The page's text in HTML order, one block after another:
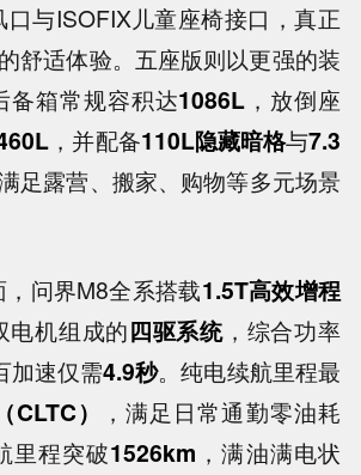
与ISOFIX儿童座椅接口，真正
舒适体验。五座版则以更强的装
备箱常规容积达1086L ，放倒座
，并配备110L隐藏暗格与7.3
足露营、搬家、购物等多元场景
问界M8全系搭载1.5T高效增程
电机组成的四驱系统，综合功率
加速仅需4.9秒。纯电续航里程最
）
，满足日常通勤零油耗
里程突破1526km ，满油满电状